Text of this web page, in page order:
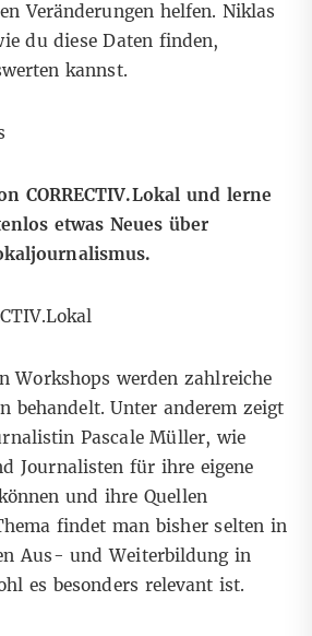
Veränderungen helfen. Niklas
du diese Daten finden,
kannst.
CORRECTIV.Lokal und lerne
etwas Neues über
Workshops werden zahlreiche
behandelt. Unter anderem zeigt
Pascale Müller, wie
Journalisten für ihre eigene
und ihre Quellen
findet man bisher selten in
Aus- und Weiterbildung in
es besonders relevant ist.